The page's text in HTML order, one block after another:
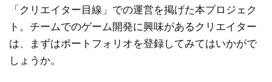
「クリエイター目線」での運営を掲げた本プロジェク
ト。チームでのゲーム開発に興味があるクリエイター
は、まずはポートフォリオを登録してみてはいかがで
しょうか。